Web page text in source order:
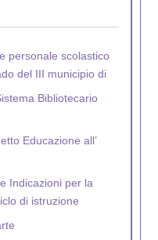
personale scolastico
del III municipio di
Bibliotecario
Educazione all’
Indicazioni per la
di istruzione